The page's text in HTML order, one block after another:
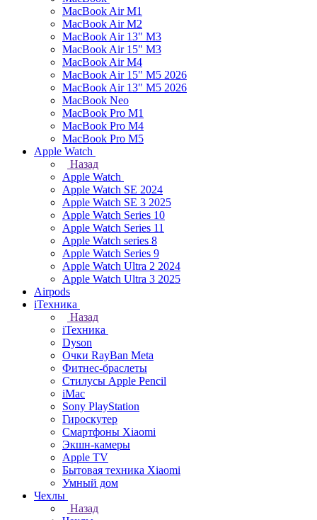
MacBook Air M1
MacBook Air M2
MacBook Air 13" M3
MacBook Air 15" M3
MacBook Air M4
MacBook Air 15" М5 2026
MacBook Air 13" М5 2026
MacBook Neo
MacBook Pro M1
MacBook Pro M4
MacBook Pro M5
Apple Watch
Назад
Apple Watch
Apple Watch SE 2024
Apple Watch SE 3 2025
Apple Watch Series 10
Apple Watch Series 11
Apple Watch series 8
Apple Watch Series 9
Apple Watch Ultra 2 2024
Apple Watch Ultra 3 2025
Airpods
iТехника
Назад
iТехника
Dyson
Очки RayBan Meta
Фитнес-браслеты
Стилусы Apple Pencil
iMac
Sony PlayStation
Гироскутер
Смартфоны Xiaomi
Экшн-камеры
Apple TV
Бытовая техника Xiaomi
Умный дом
Чехлы
Назад